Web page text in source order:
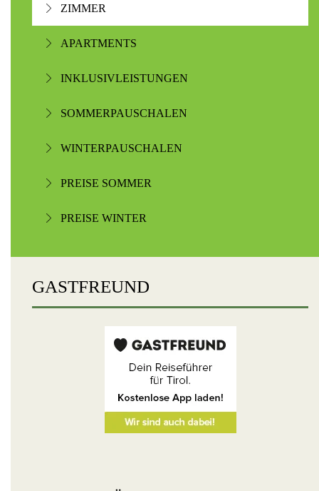
ZIMMER
APARTMENTS
INKLUSIVLEISTUNGEN
SOMMERPAUSCHALEN
WINTERPAUSCHALEN
PREISE SOMMER
PREISE WINTER
GASTFREUND